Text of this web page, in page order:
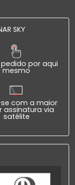
SKY
por aqui
mesmo
com a maior
assinatura via
satélite